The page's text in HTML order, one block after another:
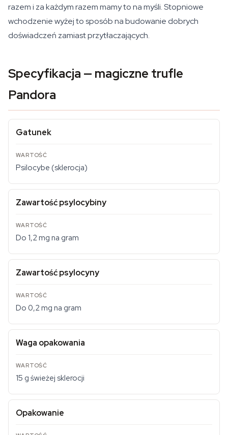
razem i za każdym razem mamy to na myśli. Stopniowe
wchodzenie wyżej to sposób na budowanie dobrych
doświadczeń zamiast przytłaczających.
Specyfikacja — magiczne trufle
Pandora
Gatunek
Psilocybe (sklerocja)
Zawartość psylocybiny
Do 1,2 mg na gram
Zawartość psylocyny
Do 0,2 mg na gram
Waga opakowania
15 g świeżej sklerocji
Opakowanie